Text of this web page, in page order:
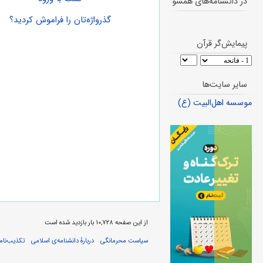
گذرواژه‌تان را فراموش کردید؟
پیمایش‌گر قرآن
سایر سایت‌ها
موسسه اهل‌البیت (ع)
از این صفحه ۱۰,۷۲۸ بار بازدید شده است
سیاست محرمانگی
دربارهٔ دانشنامه‌ی اسلامی